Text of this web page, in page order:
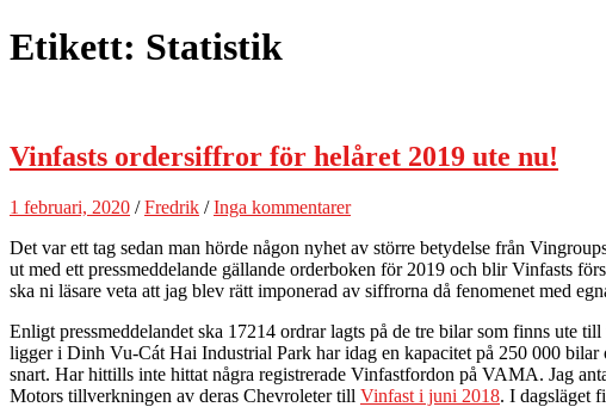
Etikett: Statistik
Vinfasts ordersiffror för helåret 2019 ute nu!
1 februari, 2020 /Fredrik /Inga kommentarer
Det var ett tag sedan man hörde någon nyhet av större betydelse från
ut med ett pressmeddelande gällande orderboken för 2019 och blir Vinfasts
ska ni läsare veta att jag blev rätt imponerad av siffrorna då fenomenet med
Enligt pressmeddelandet ska 17214 ordrar lagts på de tre bilar som finns ute
ligger i Dinh Vu-Cát Hai Industrial Park har idag en kapacitet på 250 000
snart. Har hittills inte hittat några registrerade Vinfastfordon på VAMA. Jag
Motors tillverkningen av deras Chevroleter till Vinfast i juni 2018. I dagsläget